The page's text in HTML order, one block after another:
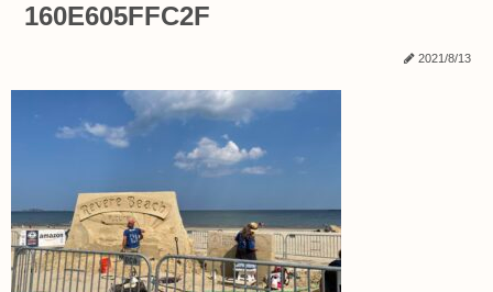
160E605FFC2F
2021/8/13